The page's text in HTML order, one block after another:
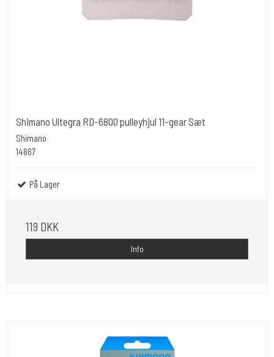
Shimano Ultegra RD-6800 pulleyhjul 11-gear Sæt
Shimano
14867
På Lager
119 DKK
Info